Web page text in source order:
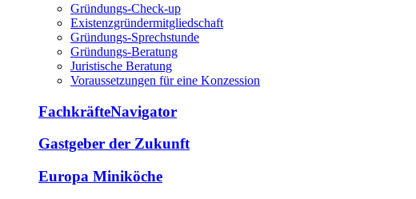
Gründungs-Check-up
Existenzgründermitgliedschaft
Gründungs-Sprechstunde
Gründungs-Beratung
Juristische Beratung
Voraussetzungen für eine Konzession
FachkräfteNavigator
Gastgeber der Zukunft
Europa Miniköche